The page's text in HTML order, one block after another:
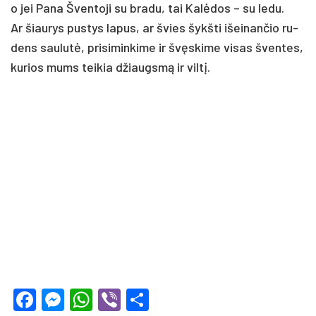
o jei Pa­na Šven­to­ji su bra­du, tai Kalė­dos – su le­du.
Ar šiau­rys pus­tys la­pus, ar švies šykš­ti išei­nan­čio ru­
dens sau­lutė, pri­si­min­ki­me ir švęski­me vi­sas šven­tes,
ku­rios mums tei­kia džiaugsmą ir viltį.
Facebook
Messenger
WhatsApp
Viber